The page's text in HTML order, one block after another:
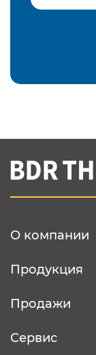
Вы
О компании
Продукция
Продажи
Сервис